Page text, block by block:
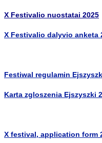
X Festivalio nuostatai 2025
X Festivalio dalyvio anketa
Festiwal regulamin
Karta zgloszenia Ejszyszki
X festival, application form